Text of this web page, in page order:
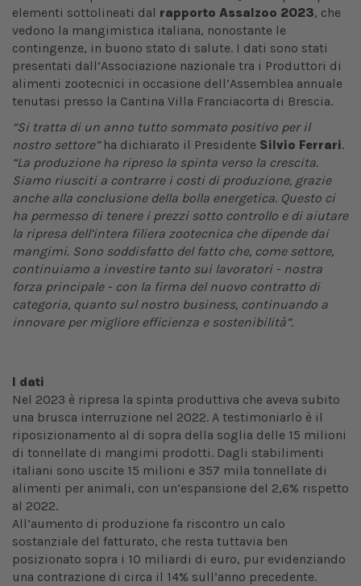
elementi sottolineati dal rapporto Assalzoo 2023, che
vedono la mangimistica italiana, nonostante le
contingenze, in buono stato di salute. I dati sono stati
presentati dall’Associazione nazionale tra i Produttori di
alimenti zootecnici in occasione dell’Assemblea annuale
tenutasi presso la Cantina Villa Franciacorta di Brescia.
“Si tratta di un anno tutto sommato positivo per il
nostro settore”ha dichiarato il Presidente Silvio Ferrari.
“La produzione ha ripreso la spinta verso la crescita.
Siamo riusciti a contrarre i costi di produzione, grazie
anche alla conclusione della bolla energetica. Questo ci
ha permesso di tenere i prezzi sotto controllo e di aiutare
la ripresa dell’intera filiera zootecnica che dipende dai
mangimi. Sono soddisfatto del fatto che, come settore,
continuiamo a investire tanto sui lavoratori - nostra
forza principale - con la firma del nuovo contratto di
categoria, quanto sul nostro business, continuando a
innovare per migliore efficienza e sostenibilità”.
I dati
Nel 2023 è ripresa la spinta produttiva che aveva subito
una brusca interruzione nel 2022. A testimoniarlo è il
riposizionamento al di sopra della soglia delle 15 milioni
di tonnellate di mangimi prodotti. Dagli stabilimenti
italiani sono uscite 15 milioni e 357 mila tonnellate di
alimenti per animali, con un’espansione del 2,6% rispetto
al 2022.
All’aumento di produzione fa riscontro un calo
sostanziale del fatturato, che resta tuttavia ben
posizionato sopra i 10 miliardi di euro, pur evidenziando
una contrazione di circa il 14% sull’anno precedente.